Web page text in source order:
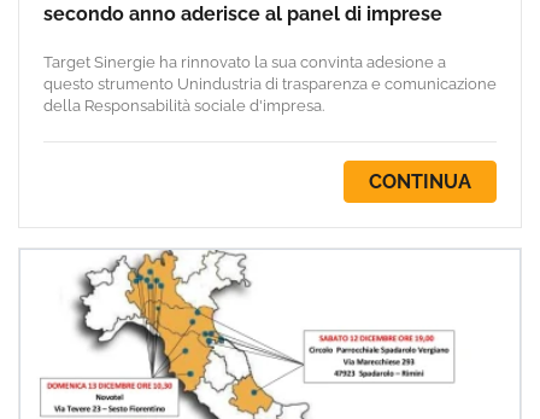
secondo anno aderisce al panel di imprese
Target Sinergie ha rinnovato la sua convinta adesione a
questo strumento Unindustria di trasparenza e comunicazione
della Responsabilità sociale d'impresa.
CONTINUA